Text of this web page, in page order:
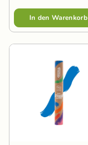
Menge
In den Warenkorb